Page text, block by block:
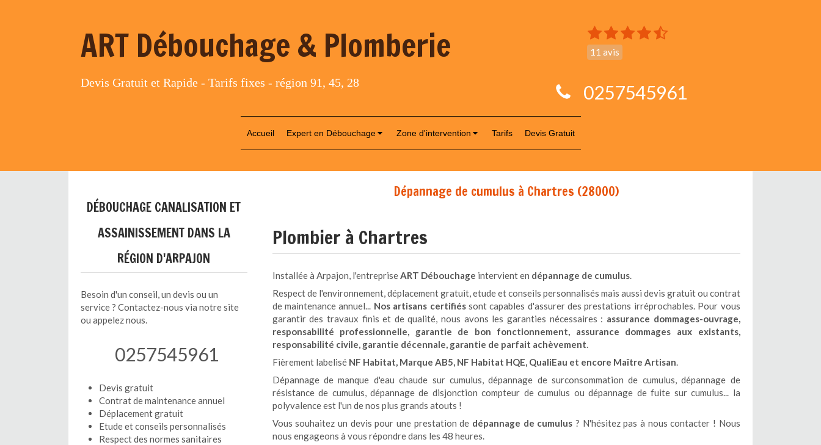
ART Débouchage & Plomberie 11 avis
0257545961
Devis Gratuit et Rapide - Tarifs fixes - région 91, 45, 28
Accueil Expert en Débouchage Zone d'intervention Tarifs Devis Gratuit
Dépannage de cumulus à Chartres (28000)
Plombier à Chartres
Installée à Arpajon, l'entrepriseART Débouchage intervient en dépannage de cumulus.
Respect de l'environnement, déplacement gratuit, etude et conseils personnalisés mais aussi devis gratuit ou contrat
de maintenance annuel... Nos artisans certifiéssont capables d'assurer des prestations irréprochables. Pour vous
garantir des travaux finis et de qualité, nous avons les garanties nécessaires : assurance dommages-ouvrage,
responsabilité professionnelle, garantie de bon fonctionnement, assurance dommages aux existants,
responsabilité civile, garantie décennale, garantie de parfait achèvement.
Fièrement labelisé NF Habitat, Marque AB5, NF Habitat HQE, QualiEau et encore Maître Artisan.
Dépannage de manque d'eau chaude sur cumulus, dépannage de surconsommation de cumulus, dépannage de
résistance de cumulus, dépannage de disjonction compteur de cumulus ou dépannage de fuite sur cumulus... la
polyvalence est l'un de nos plus grands atouts !
Vous souhaitez un devis pour une prestation de dépannage de cumulus ? N'hésitez pas à nous contacter ! Nous
nous engageons à vous répondre dans les 48 heures.
DÉBOUCHAGE CANALISATION ET
ASSAINISSEMENT DANS LA
RÉGION D'ARPAJON
Besoin d'un conseil, un devis ou un
service ? Contactez-nous via notre site
ou appelez nous.
0257545961
Devis gratuit
Contrat de maintenance annuel
Déplacement gratuit
Etude et conseils personnalisés
Respect des normes sanitaires